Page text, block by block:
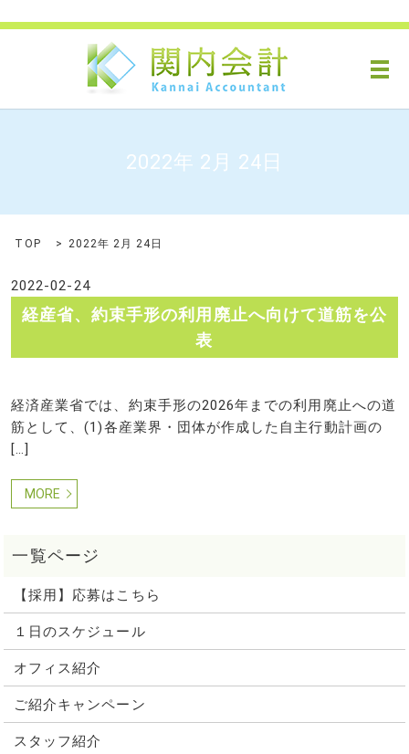
メ
2022年 2月 24日
TOP 2022年 2月 24日
2022-02-24
経産省、約束手形の利用廃止へ向けて道筋を公
表
経済産業省では、約束手形の2026年までの利用廃止への道
筋として、(1)各産業界・団体が作成した自主行動計画の
[…]
MORE
【採用】応募はこちら
１日のスケジュール
オフィス紹介
ご紹介キャンペーン
スタッフ紹介